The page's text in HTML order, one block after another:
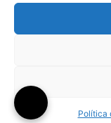
Política